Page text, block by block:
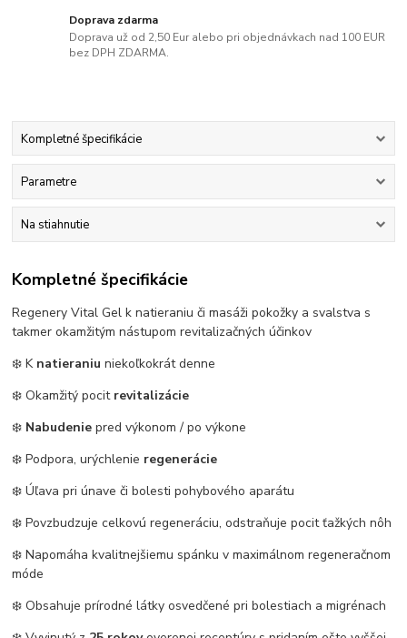
Doprava zdarma
Doprava už od 2,50 Eur alebo pri objednávkach nad 100 EUR
bez DPH ZDARMA.
Kompletné špecifikácie
Parametre
Na stiahnutie
Kompletné špecifikácie
Regenery Vital Gel k natieraniu či masáži pokožky a svalstva s
takmer okamžitým nástupom revitalizačných účinkov
❄️ K natieraniu niekoľkokrát denne
❄️ Okamžitý pocit revitalizácie
❄️ Nabudenie pred výkonom / po výkone
❄️ Podpora, urýchlenie regenerácie
❄️ Úľava pri únave či bolesti pohybového aparátu
❄️ Povzbudzuje celkovú regeneráciu, odstraňuje pocit ťažkých nôh
❄️ Napomáha kvalitnejšiemu spánku v maximálnom regeneračnom
móde
❄️ Obsahuje prírodné látky osvedčené pri bolestiach a migrénach